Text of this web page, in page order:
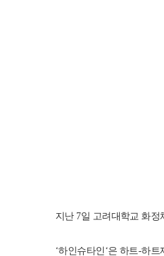
지난 7일 고려대학교 화정
‘하인슈타인‘은 하트-하